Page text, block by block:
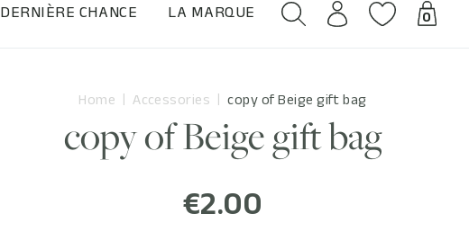
DERNIÈRE CHANCE LA MARQUE 0
Home Accessories copy of Beige gift bag
copy of Beige gift bag
€2.00